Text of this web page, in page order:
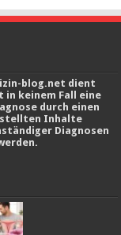
blog.net dient
keinem Fall eine
durch einen
Inhalte
Diagnosen